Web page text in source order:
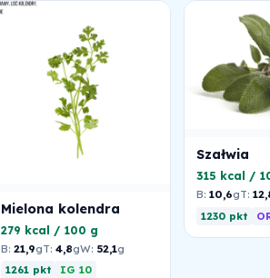
Mielona kolendra
279 kcal / 100 g
B: 21,9gT: 4,8gW: 52,1g
1261 pkt
IG 10
Szałwia
315 kcal /
B:10,6gT:
1230 pkt